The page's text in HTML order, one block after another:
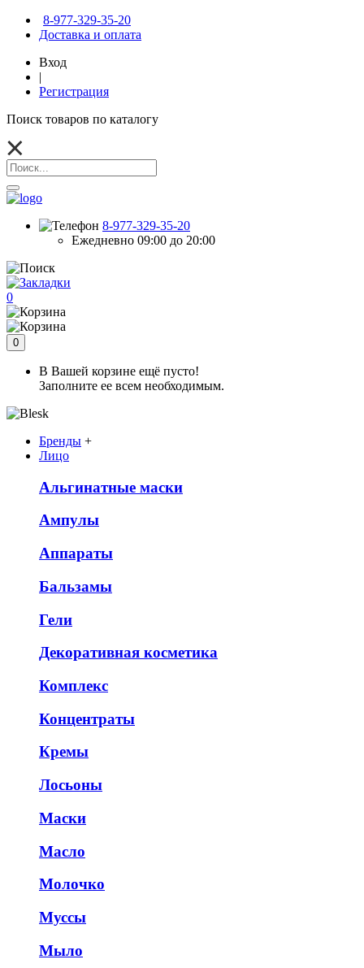
8-977-329-35-20
Доставка и оплата
Вход
|
Регистрация
Поиск товаров по каталогу
8-977-329-35-20
Ежедневно 09:00 до 20:00
0
0
В Вашей корзине ещё пусто!
Заполните ее всем необходимым.
Бренды +
Лицо
Альгинатные маски
Ампулы
Аппараты
Бальзамы
Гели
Декоративная косметика
Комплекс
Концентраты
Кремы
Лосьоны
Маски
Масло
Молочко
Муссы
Мыло